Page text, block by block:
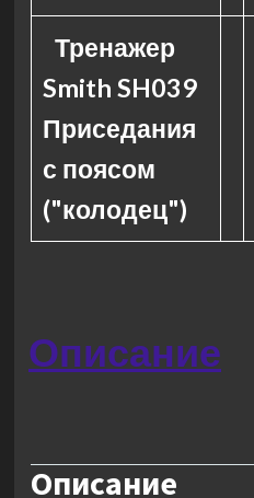
Тренажер
Smith SH039
Приседания
с поясом
("колодец")
Описание
Описание